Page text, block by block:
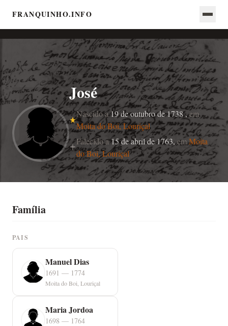
FRANQUINHO.INFO
José
Nascido a19 de outubro de 1738 ,em
Moita do Boi, Louriçal
Falecido a15 de abril de 1763,emMoita
do Boi, Louriçal
Família
PAIS
Manuel Dias
1691 — 1774
Moita do Boi, Louriçal
Maria Jordoa
1698 — 1764